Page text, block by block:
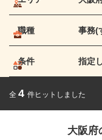
職種 事務(
条件 指定
全 4 件ヒットしました
大阪府